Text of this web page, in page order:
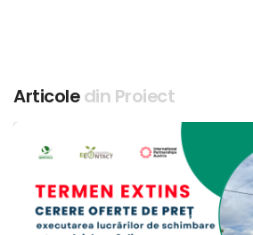
Articoledin Proiect